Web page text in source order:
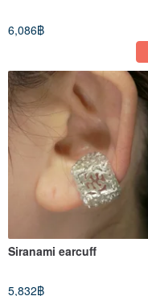
6,086฿
Siranami earcuff
5,832฿